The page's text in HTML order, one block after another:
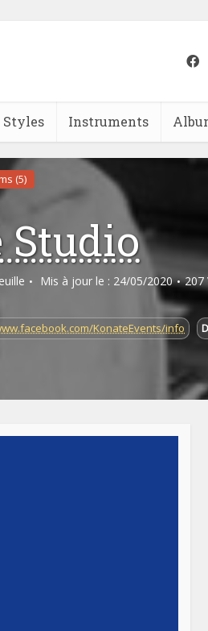
Styles Instruments
(5)
Studio
Mis à jour le : 24/05/2020 207
KonateEvents/info